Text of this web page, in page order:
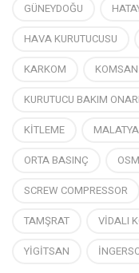
GÜNEYDOĞU
HAVA KURUTUCUSU
KARKOM
KOMSAN
KURUTUCU BAKIM
KİTLEME
MALATYA
ORTA BASINÇ
SCREW COMPRESSOR
TAMŞRAT
VİDALI
YİGİTSAN